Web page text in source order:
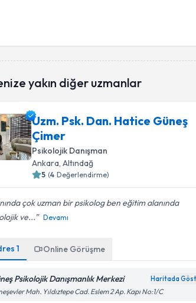
yakın diğer uzmanlar
Uzm. Psk. Dan. Hatice Güneş
Çimer
Psikolojik Danışman
Ankara, Altındağ
5 (4 Değerlendirme)
çok uzman bir psikolog ben eğitim alanında
ve...
Devamı
1 Online Görüşme
Psikolojik Danışmanlık Merkezi Haritada
Mah. Yıldıztepe Cad. Eslem 2 Ap. Kapı No:1/C